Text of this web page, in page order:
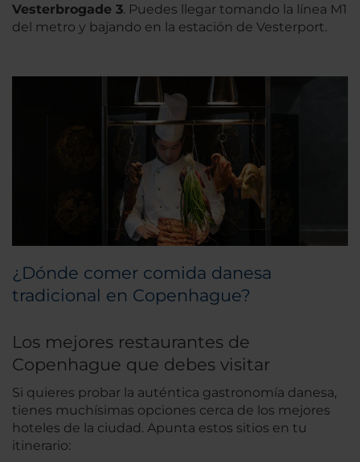
Vesterbrogade 3. Puedes llegar tomando la línea M1
del metro y bajando en la estación de Vesterport.
¿Dónde comer comida danesa
tradicional en Copenhague?
Los mejores restaurantes de
Copenhague que debes visitar
Si quieres probar la auténtica gastronomía danesa,
tienes muchísimas opciones cerca de los mejores
hoteles de la ciudad. Apunta estos sitios en tu
itinerario: